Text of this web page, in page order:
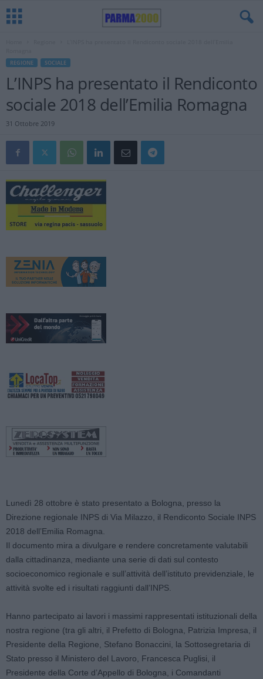
REGIONE SOCIALE
L’INPS ha presentato il Rendiconto
sociale 2018 dell’Emilia Romagna
31 Ottobre 2019
Lunedì 28 ottobre è stato presentato a Bologna, presso la
Direzione regionale INPS di Via Milazzo, il Rendiconto Sociale INPS
2018 dell’Emilia Romagna.
Il documento mira a divulgare e rendere concretamente valutabili
dalla cittadinanza, mediante una serie di dati sul contesto
socioeconomico regionale e sull’attività dell’istituto previdenziale, le
attività svolte ed i risultati raggiunti dall’INPS.
Hanno partecipato ai lavori i massimi rappresentati istituzionali della
nostra regione (tra gli altri, il Prefetto di Bologna, Patrizia Impresa, il
Presidente della Regione, Stefano Bonaccini, la Sottosegretaria di
Stato presso il Ministero del Lavoro, Francesca Puglisi, il
Presidente della Corte d’Appello di Bologna, i Comandanti